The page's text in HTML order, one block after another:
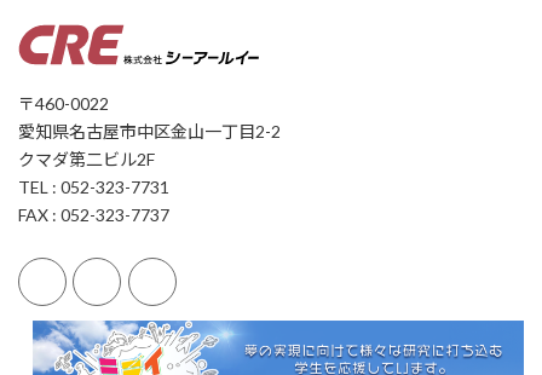
〒460-0022
愛知県名古屋市中区金山一丁目2-2
クマダ第二ビル2F
TEL : 052-323-7731
FAX : 052-323-7737